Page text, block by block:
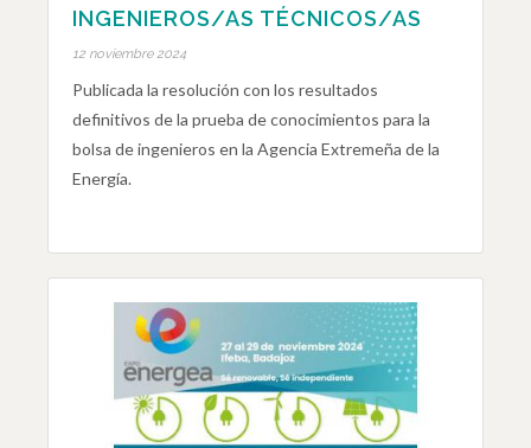
INGENIEROS/AS TÉCNICOS/AS
12 noviembre 2024
Publicada la resolución con los resultados
definitivos de la prueba de conocimientos para la
bolsa de ingenieros en la Agencia Extremeña de la
Energía.